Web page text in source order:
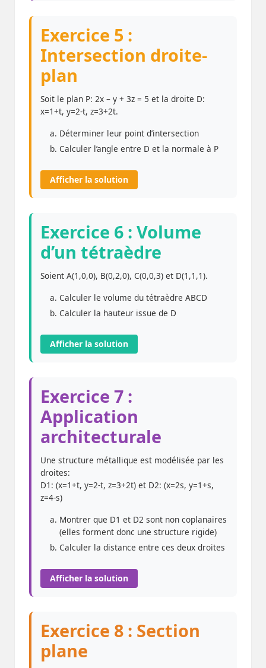
Exercice 5 :
Intersection droite-
plan
Soit le plan P: 2x – y + 3z = 5 et la droite D:
x=1+t, y=2-t, z=3+2t.
Déterminer leur point d’intersection
Calculer l’angle entre D et la normale à P
Afficher la solution
Exercice 6 : Volume
d’un tétraèdre
Soient A(1,0,0), B(0,2,0), C(0,0,3) et D(1,1,1).
Calculer le volume du tétraèdre ABCD
Calculer la hauteur issue de D
Afficher la solution
Exercice 7 :
Application
architecturale
Une structure métallique est modélisée par les
droites:
D1: (x=1+t, y=2-t, z=3+2t) et D2: (x=2s, y=1+s,
z=4-s)
Montrer que D1 et D2 sont non coplanaires
(elles forment donc une structure rigide)
Calculer la distance entre ces deux droites
Afficher la solution
Exercice 8 : Section
plane